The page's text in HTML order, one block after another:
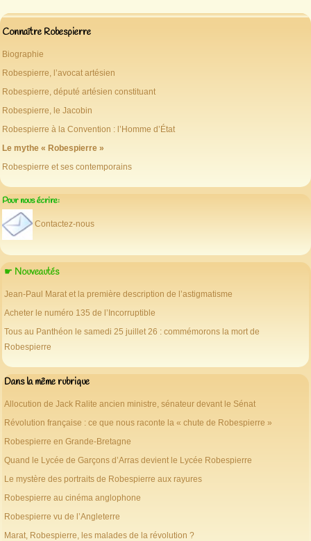
Connaître Robespierre
Biographie
Robespierre, l’avocat artésien
Robespierre, député artésien constituant
Robespierre, le Jacobin
Robespierre à la Convention : l’Homme d’État
Le mythe « Robespierre »
Robespierre et ses contemporains
Pour nous écrire:
Contactez-nous
☛ Nouveautés
Jean-Paul Marat et la première description de l’astigmatisme
Acheter le numéro 135 de l’Incorruptible
Tous au Panthéon le samedi 25 juillet 26 : commémorons la mort de
Robespierre
Dans la même rubrique
Allocution de Jack Ralite ancien ministre, sénateur devant le Sénat
Révolution française : ce que nous raconte la « chute de Robespierre »
Robespierre en Grande-Bretagne
Quand le Lycée de Garçons d’Arras devient le Lycée Robespierre
Le mystère des portraits de Robespierre aux rayures
Robespierre au cinéma anglophone
Robespierre vu de l’Angleterre
Marat, Robespierre, les malades de la révolution ?